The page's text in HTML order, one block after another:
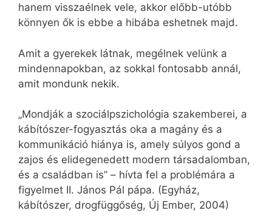
hanem visszaélnek vele, akkor előbb-utóbb
könnyen ők is ebbe a hibába eshetnek majd.
Amit a gyerekek látnak, megélnek velünk a
mindennapokban, az sokkal fontosabb annál,
amit mondunk nekik.
„Mondják a szociálpszichológia szakemberei, a
kábítószer-fogyasztás oka a magány és a
kommunikáció hiánya is, amely súlyos gond a
zajos és elidegenedett modern társadalomban,
és a családban is” – hívta fel a problémára a
figyelmet II. János Pál pápa. (Egyház,
kábítószer, drogfüggőség, Új Ember, 2004)